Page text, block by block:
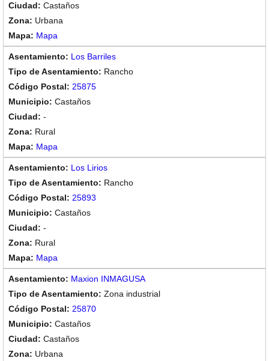
Castaños
Urbana
Mapa
Los Barriles
Rancho
25875
Castaños
-
Rural
Mapa
Los Lirios
Rancho
25893
Castaños
-
Rural
Mapa
Maxion INMAGUSA
Zona industrial
25870
Castaños
Castaños
Urbana